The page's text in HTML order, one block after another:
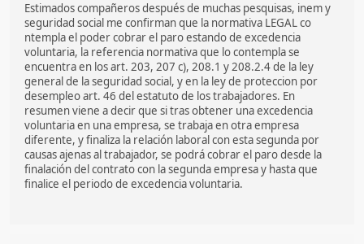
Estimados compañeros después de muchas pesquisas, inem y
seguridad social me confirman que la normativa LEGAL co
ntempla el poder cobrar el paro estando de excedencia
voluntaria, la referencia normativa que lo contempla se
encuentra en los art. 203, 207 c), 208.1 y 208.2.4 de la ley
general de la seguridad social, y en la ley de proteccion por
desempleo art. 46 del estatuto de los trabajadores. En
resumen viene a decir que si tras obtener una excedencia
voluntaria en una empresa, se trabaja en otra empresa
diferente, y finaliza la relación laboral con esta segunda por
causas ajenas al trabajador, se podrá cobrar el paro desde la
finalación del contrato con la segunda empresa y hasta que
finalice el periodo de excedencia voluntaria.